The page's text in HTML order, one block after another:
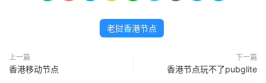
老挝香港节点
上一篇
香港移动节点
下一篇
香港节点玩不了pubglite